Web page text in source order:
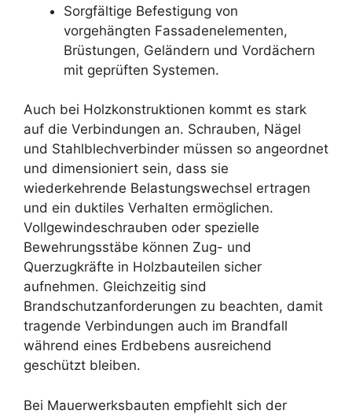
Sorgfältige Befestigung von
vorgehängten Fassadenelementen,
Brüstungen, Geländern und Vordächern
mit geprüften Systemen.
Auch bei Holzkonstruktionen kommt es stark
auf die Verbindungen an. Schrauben, Nägel
und Stahlblechverbinder müssen so angeordnet
und dimensioniert sein, dass sie
wiederkehrende Belastungswechsel ertragen
und ein duktiles Verhalten ermöglichen.
Vollgewindeschrauben oder spezielle
Bewehrungsstäbe können Zug- und
Querzugkräfte in Holzbauteilen sicher
aufnehmen. Gleichzeitig sind
Brandschutzanforderungen zu beachten, damit
tragende Verbindungen auch im Brandfall
während eines Erdbebens ausreichend
geschützt bleiben.
Bei Mauerwerksbauten empfiehlt sich der